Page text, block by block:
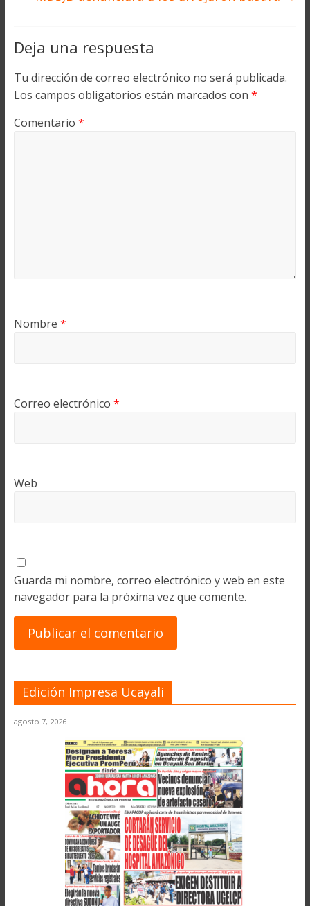
Deja una respuesta
Tu dirección de correo electrónico no será publicada.
Los campos obligatorios están marcados con *
Comentario *
Nombre *
Correo electrónico *
Web
Guarda mi nombre, correo electrónico y web en este
navegador para la próxima vez que comente.
Edición Impresa Ucayali
agosto 7, 2026